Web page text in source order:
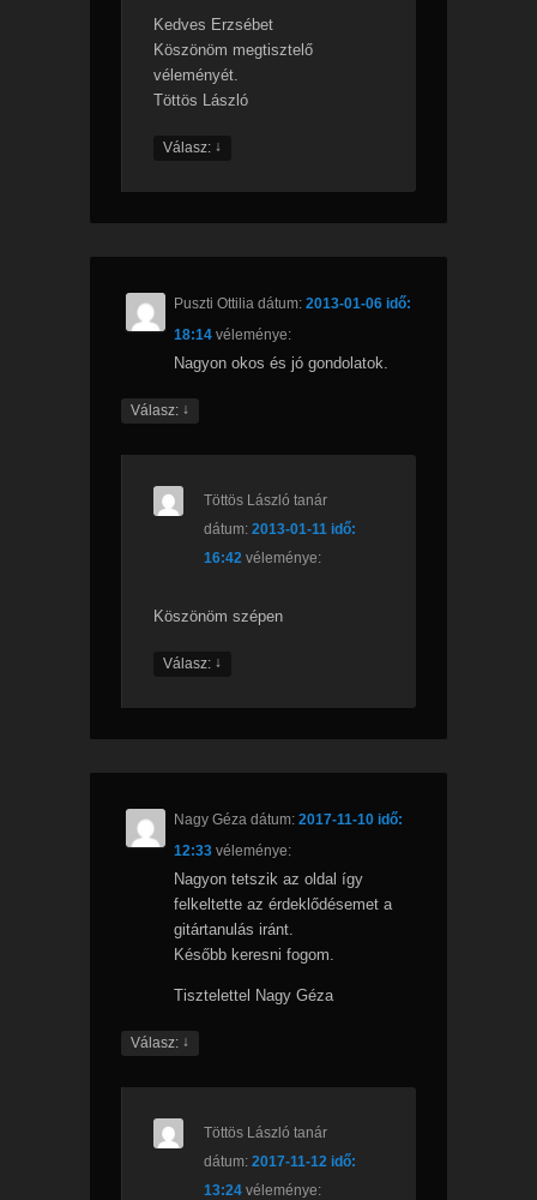
Kedves Erzsébet
Köszönöm megtisztelő
véleményét.
Töttös László
Válasz: ↓
Puszti Ottilia dátum:2013-01-06 idő:
18:14 véleménye:
Nagyon okos és jó gondolatok.
Válasz: ↓
Töttös László tanár
dátum:2013-01-11 idő:
16:42 véleménye:
Köszönöm szépen
Válasz: ↓
Nagy Géza dátum:2017-11-10 idő:
12:33 véleménye:
Nagyon tetszik az oldal így
felkeltette az érdeklődésemet a
gitártanulás iránt.
Később keresni fogom.
Tisztelettel Nagy Géza
Válasz: ↓
Töttös László tanár
dátum:2017-11-12 idő:
13:24 véleménye: